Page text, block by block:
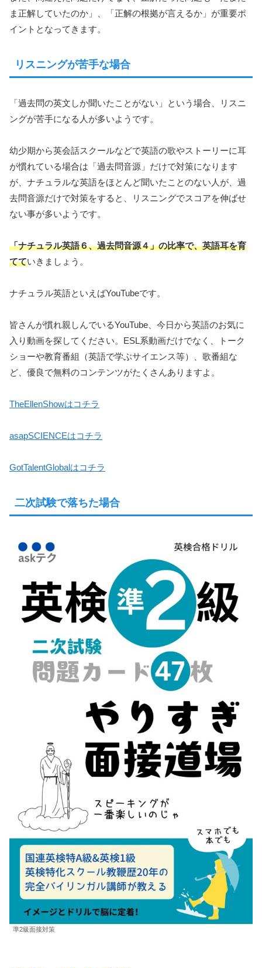
ま正解していたのか」、「正解の根拠が言えるか」が重要ポ
イントとなってきます。
リスニングが苦手な場合
「過去問の英文しか聞いたことがない」という場合、リスニ
ングが苦手になる人が多いようです。
幼少期から英会話スクールなどで英語の歌やストーリーに耳
が慣れている場合は「過去問音源」だけで対策になります
が、ナチュラルな英語をほとんど聞いたことのない人が、過
去問音源だけで対策をすると、リスニングでスコアを伸ばせ
ない事が多いようです。
「ナチュラル英語６、過去問音源４」の比率で、英語耳を育
てていきましょう。
ナチュラル英語といえばYouTubeです。
皆さんが慣れ親しんでいるYouTube、今日から英語のお気に
入り動画を探してください。ESL系動画だけでなく、トーク
ショーや教育番組（英語で学ぶサイエンス等）、歌番組な
ど、優良で無料のコンテンツがたくさんありますよ。
TheEllenShowはコチラ
asapSCIENCEはコチラ
GotTalentGlobalはコチラ
二次試験で落ちた場合
準2級面接対策